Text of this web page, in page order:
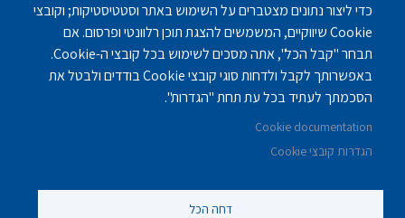
פנחס לבון 18 ,לב יסמין, קומה-2, נתניה
077-5420695
כדי ליצור נתונים מצטברים על השימוש באתר וסטטיסטיקות; וקובצי
Cookie שיווקיים, המשמשים להצגת תוכן רלוונטי ופרסום. אם
תבחר "קבל הכל", אתה מסכים לשימוש בכל קובצי ה-Cookie.
באפשרותך לקבל ולדחות סוגי קובצי Cookie בודדים ולבטל את
הסכמתך לעתיד בכל עת תחת "הגדרות".
Cookie documentation
הגדרות קובצי Cookie
דחה הכל